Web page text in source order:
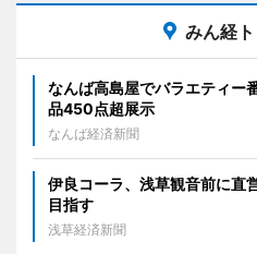
みん経
なんば高島屋でバラエティ
品450点超展示
なんば経済新聞
伊良コーラ、浅草観音前に
目指す
浅草経済新聞